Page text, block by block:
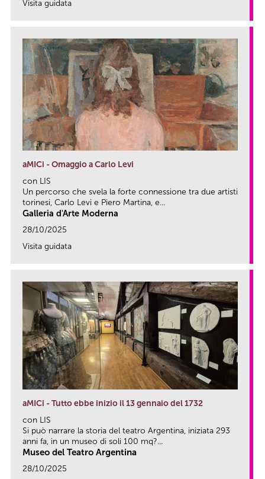
Visita guidata
aMICi - Omaggio a Carlo Levi
con LIS
Un percorso che svela la forte connessione tra due artisti
torinesi, Carlo Levi e Piero Martina, e...
Galleria d'Arte Moderna
28/10/2025
Visita guidata
aMICi - Tutto ebbe inizio il 13 gennaio del 1732
con LIS
Si può narrare la storia del teatro Argentina, iniziata 293
anni fa, in un museo di soli 100 mq?...
Museo del Teatro Argentina
28/10/2025